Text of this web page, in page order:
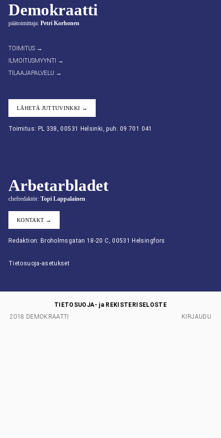
Demokraatti
päätoimittaja: Petri Korhonen
TOIMITUS →
ILMOITUSMYYNTI →
TILAAJAPALVELU →
LÄHETÄ JUTTUVINKKI →
Toimitus: PL 338, 00531 Helsinki, puh. 09 701 041
Arbetarbladet
chefredaktör: Topi Lappalainen
KONTAKT →
Redaktion: Broholmsgatan 18-20 C, 00531 Helsingfors
Tietosuoja-asetukset
2018 DEMOKRAATTI
TIETOSUOJA- ja REKISTERISELOSTE
KIRJAUDU